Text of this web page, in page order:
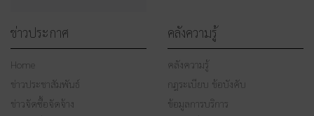
ข่าวประกาศ
Home
ข่าวประชาสัมพันธ์
ข่าวจัดซื้อจัดจ้าง
คลังความรู้
คลังความรู้
กฎระเบียบ ข้อบังคับ
ข้อมูลการบริการ